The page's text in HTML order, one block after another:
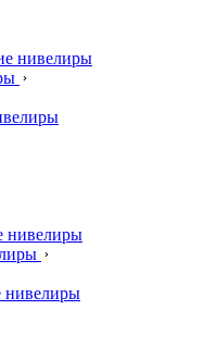
нивелиры
нивелиры
нивелиры